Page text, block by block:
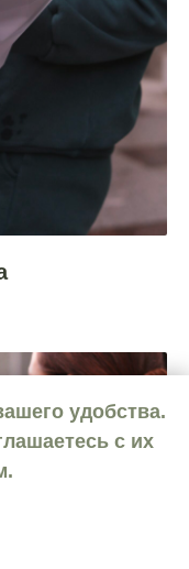
удобства.
с их